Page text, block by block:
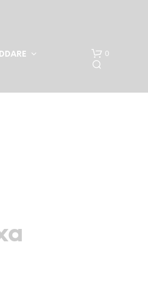
0